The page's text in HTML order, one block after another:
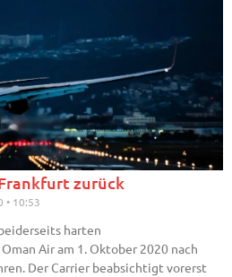
zurück
10:53
harten
Air am 1. Oktober 2020 nach
Der Carrier beabsichtigt vorerst